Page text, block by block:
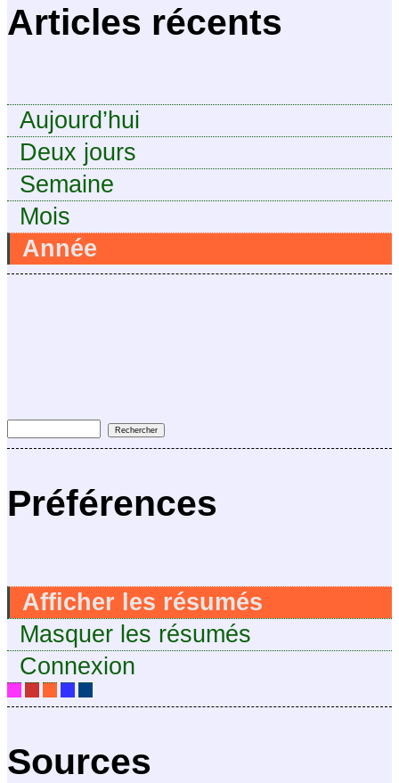
Articles récents
Aujourd’hui
Deux jours
Semaine
Mois
Année
Préférences
Afficher les résumés
Masquer les résumés
Connexion
Sources